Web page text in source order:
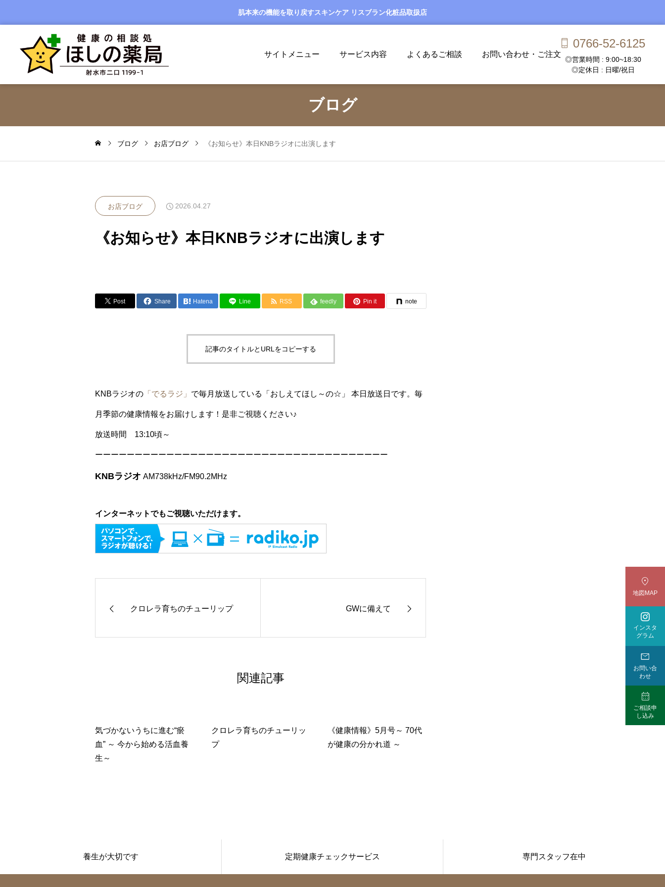
肌本来の機能を取り戻すスキンケア リスブラン化粧品取扱店
サイトメニュー サービス内容 よくあるご相談 お問い合わせ・ご注文
0766-52-6125
◎営業時間 : 9:00~18:30
◎定休日 : 日曜/祝日

地図MAP

インスタ
グラム

お問い合
わせ

ご相談申
し込み
ブログ
ブログ お店ブログ 《お知らせ》本日KNBラジオに出演します
お店ブログ 2026.04.27
《お知らせ》本日KNBラジオに出演します
Post Share Hatena Line RSS feedly Pin it note
記事のタイトルとURLをコピーする
KNBラジオの 「でるラジ」 で毎月放送している「おしえてほし～の☆」 本日放送日です。毎
月季節の健康情報をお届けします！是非ご視聴ください♪
放送時間 13:10頃～
ーーーーーーーーーーーーーーーーーーーーーーーーーーーーーーーーーーーーー
KNBラジオ AM738kHz/FM90.2MHz
インターネットでもご視聴いただけます。
クロレラ育ちのチューリップ GWに備えて
関連記事
気づかないうちに進む“瘀
血” ～ 今から始める活血養
生～
クロレラ育ちのチューリッ
プ
《健康情報》5月号～ 70代
が健康の分かれ道 ～
養生が大切です 定期健康チェックサービス 専門スタッフ在中